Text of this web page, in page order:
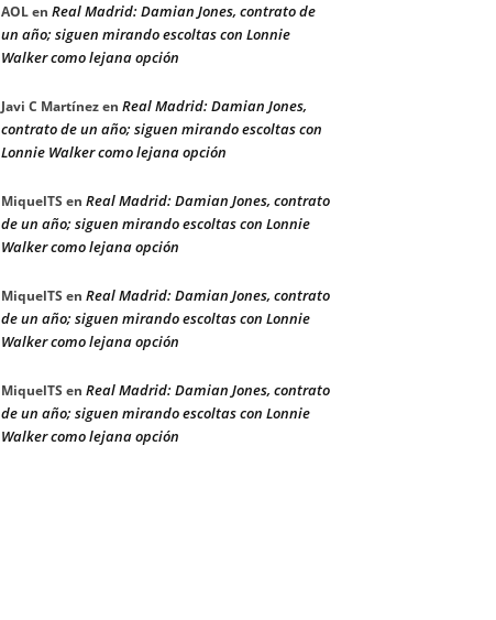
AOLen Real Madrid: Damian Jones, contrato de
un año; siguen mirando escoltas con Lonnie
Walker como lejana opción
Javi C Martínezen Real Madrid: Damian Jones,
contrato de un año; siguen mirando escoltas con
Lonnie Walker como lejana opción
MiquelTS en Real Madrid: Damian Jones, contrato
de un año; siguen mirando escoltas con Lonnie
Walker como lejana opción
MiquelTS en Real Madrid: Damian Jones, contrato
de un año; siguen mirando escoltas con Lonnie
Walker como lejana opción
MiquelTS en Real Madrid: Damian Jones, contrato
de un año; siguen mirando escoltas con Lonnie
Walker como lejana opción